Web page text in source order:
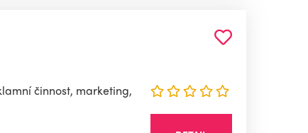
činnost, marketing,